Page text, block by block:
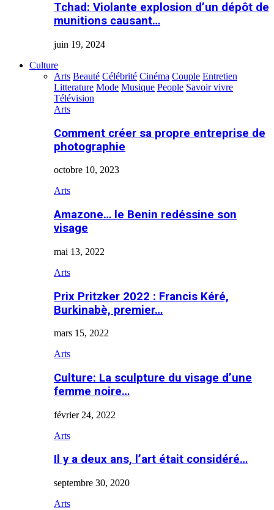
Tchad: Violante explosion d’un dépôt de
munitions causant…
juin 19, 2024
Culture
Arts Beauté Célébrité Cinéma Couple Entretien
Litterature Mode Musique People Savoir vivre
Télévision
Arts
Comment créer sa propre entreprise de
photographie
octobre 10, 2023
Arts
Amazone… le Benin redéssine son
visage
mai 13, 2022
Arts
Prix Pritzker 2022 : Francis Kéré,
Burkinabè, premier…
mars 15, 2022
Arts
Culture: La sculpture du visage d’une
femme noire…
février 24, 2022
Arts
Il y a deux ans, l’art était considéré…
septembre 30, 2020
Arts